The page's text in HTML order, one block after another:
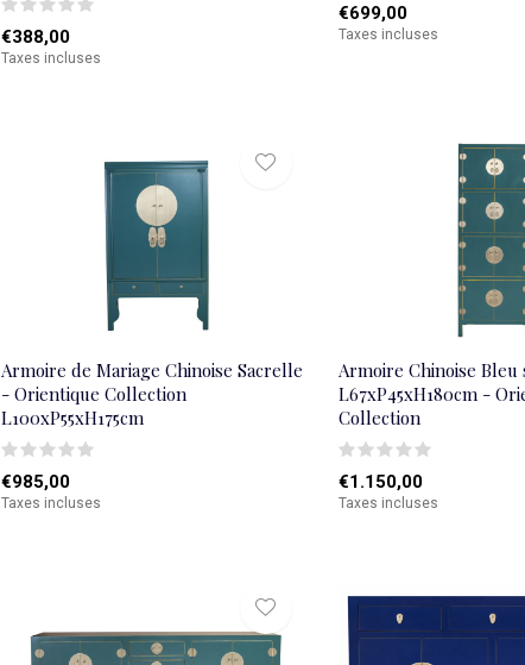
€388,00
Taxes incluses
€699,00
Taxes incluses
Armoire de Mariage Chinoise Sacrelle
- Orientique Collection
L100xP55xH175cm
€985,00
Taxes incluses
Armoire Chinoise Bleu
L67xP45xH180cm -
Collection
€1.150,00
Taxes incluses